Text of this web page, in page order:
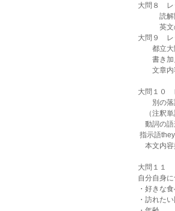
大問８　
読解問
英文の
大問９　
都立大問
書き加え
文章内容
大問１０
別の落語
（注釈単
動詞の語
指示語
本文内容
大問１１
自分自身
・好きな
・訪れたい